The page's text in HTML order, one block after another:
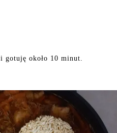
gotuję około 10 minut.